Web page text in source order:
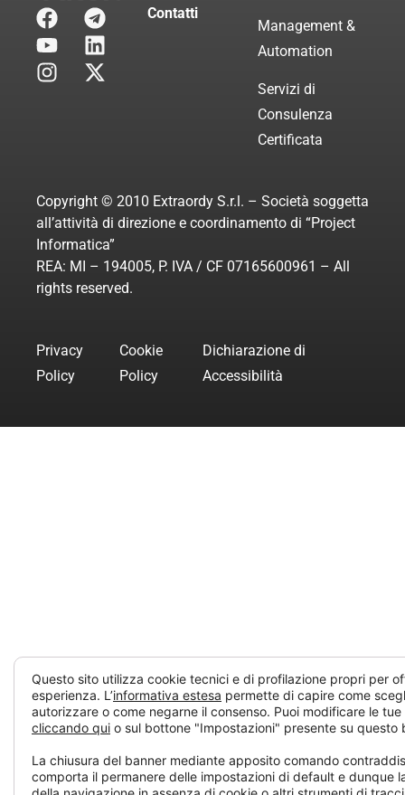
Contatti
Management &
Automation
Servizi di
Consulenza
Certificata
Copyright © 2010 Extraordy S.r.l. – Società soggetta
all’attività di direzione e coordinamento di “Project
Informatica”
REA: MI – 194005, P. IVA / CF 07165600961 – All
rights reserved.
Privacy
Policy
Cookie
Policy
Dichiarazione di
Accessibilità
Questo sito utilizza cookie tecnici e di profilazione propri per
esperienza. L’informativa estesa permette di capire come
autorizzare o come negarne il consenso. Puoi modificare le
cliccando qui o sul bottone "Impostazioni" presente su questo
La chiusura del banner mediante apposito comando
comporta il permanere delle impostazioni di default e dunque